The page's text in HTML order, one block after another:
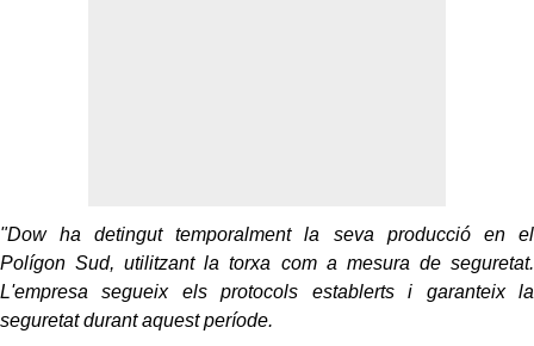
"Dow ha detingut temporalment la seva producció en el
Polígon Sud, utilitzant la torxa com a mesura de seguretat.
L'empresa segueix els protocols establerts i garanteix la
seguretat durant aquest període.